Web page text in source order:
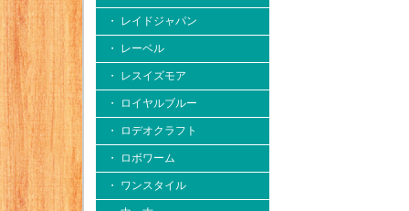
・ レイドジャパン
・ レーベル
・ レスイズモア
・ ロイヤルブルー
・ ロデオクラフト
・ ロボワーム
・ ワンスタイル